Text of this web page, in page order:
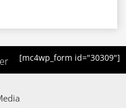
[mc4wp_form id="30309"]